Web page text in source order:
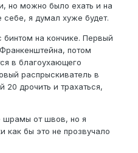
но можно было ехать и на
себе, я думал хуже будет.
на кончике. Первый
потом
в благоухающего
распрыскиватель в
20 дрочить и трахаться,
шрамы от швов, но я
как бы это не прозвучало